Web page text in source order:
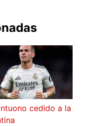
cedido a la